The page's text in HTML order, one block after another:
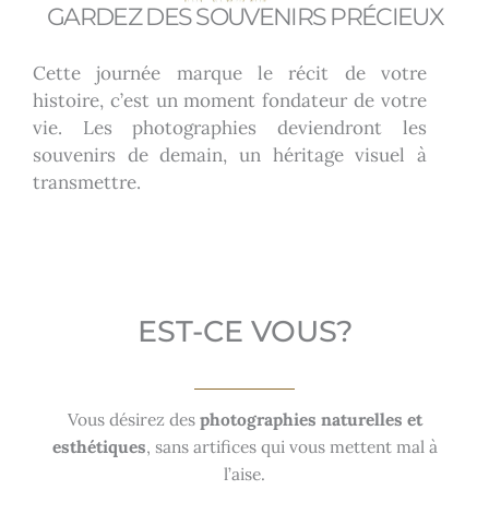
GARDEZ DES SOUVENIRS PRÉCIEUX
Cette journée marque le récit de votre
histoire, c’est un moment fondateur de votre
vie. Les photographies deviendront les
souvenirs de demain, un héritage visuel à
transmettre.
EST-CE VOUS?
Vous désirez des photographies naturelles et
esthétiques, sans artifices qui vous mettent mal à
l’aise.